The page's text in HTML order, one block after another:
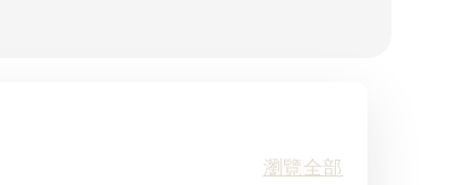
瀏覽全部